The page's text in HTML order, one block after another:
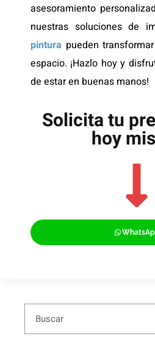
asesoramiento
nuestras soluciones de
pintura pueden
espacio. ¡Hazlo hoy y
de estar en buenas manos!
Solicita tu
hoy